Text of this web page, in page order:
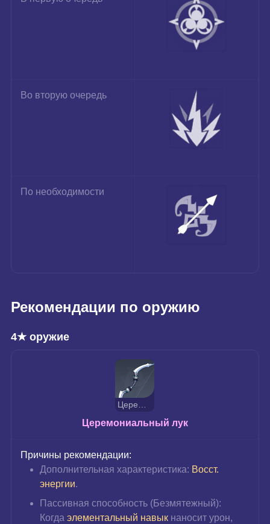
Во вторую очередь
По необходимости
Рекомендации по оружию
4★ оружие
Церемониальный лук
Причины рекомендации:
Дополнительная характеристика: Восст.
энергии.
Пассивная способность (Безмятежный):
Когда элементальный навык наносит урон,